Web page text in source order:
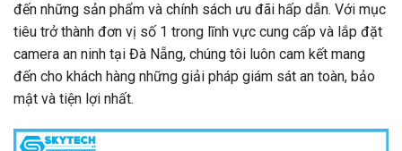
đến những sản phẩm và chính sách ưu đãi hấp dẫn. Với mục
tiêu trở thành đơn vị số 1 trong lĩnh vực cung cấp và lắp đặt
camera an ninh tại Đà Nẵng, chúng tôi luôn cam kết mang
đến cho khách hàng những giải pháp giám sát an toàn, bảo
mật và tiện lợi nhất.